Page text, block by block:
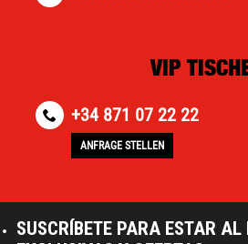
VIP
+34 871 07 22 22
ANFRAGE STELLEN